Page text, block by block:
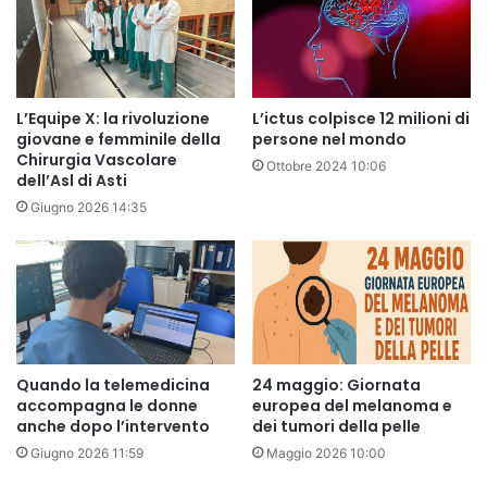
L’Equipe X: la rivoluzione
giovane e femminile della
Chirurgia Vascolare
dell’Asl di Asti
Giugno 2026 14:35
L’ictus colpisce 12 milioni di
persone nel mondo
Ottobre 2024 10:06
Quando la telemedicina
accompagna le donne
anche dopo l’intervento
Giugno 2026 11:59
24 maggio: Giornata
europea del melanoma e
dei tumori della pelle
Maggio 2026 10:00